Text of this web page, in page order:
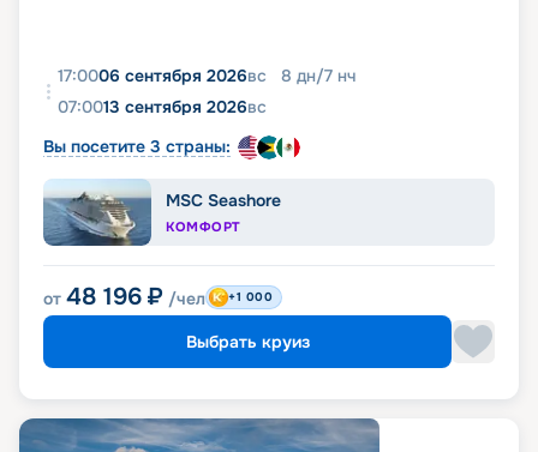
17:0006 сентября 2026вс 8 дн/7 нч
07:0013 сентября 2026вс
Вы посетите 3 страны:
MSC Seashore
КОМФОРТ
от 48 196 ₽ /чел +1 000
Выбрать круиз